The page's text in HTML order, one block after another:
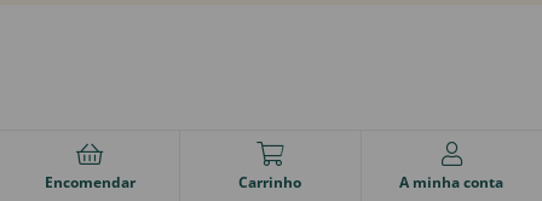
Encomendar Carrinho A minha conta